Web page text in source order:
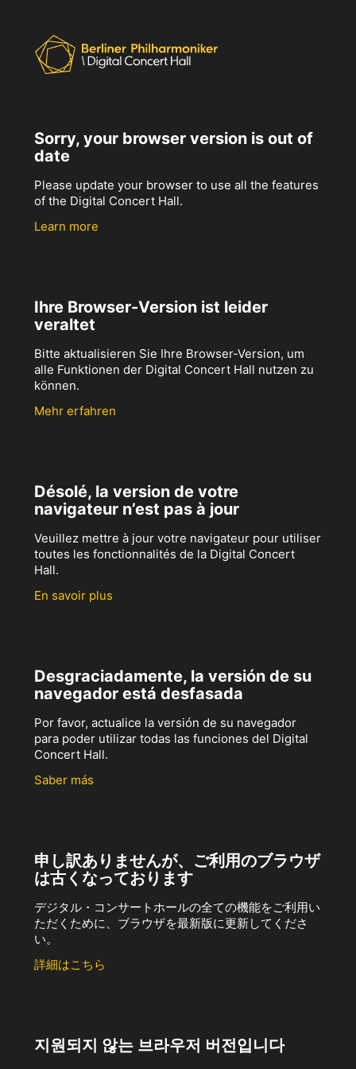
Sorry, your browser version is out of
date
Please update your browser to use all the features
of the Digital Concert Hall.
Learn more
Ihre Browser-Version ist leider
veraltet
Bitte aktualisieren Sie Ihre Browser-Version, um
alle Funktionen der Digital Concert Hall nutzen zu
können.
Mehr erfahren
Désolé, la version de votre
navigateur n’est pas à jour
Veuillez mettre à jour votre navigateur pour utiliser
toutes les fonctionnalités de la Digital Concert
Hall.
En savoir plus
Desgraciadamente, la versión de su
navegador está desfasada
Por favor, actualice la versión de su navegador
para poder utilizar todas las funciones del Digital
Concert Hall.
Saber más
申し訳ありませんが、ご利用のブラウザ
は古くなっております
デジタル・コンサートホールの全ての機能をご利用い
ただくために、ブラウザを最新版に更新してくださ
い。
詳細はこちら
지원되지 않는 브라우저 버전입니다